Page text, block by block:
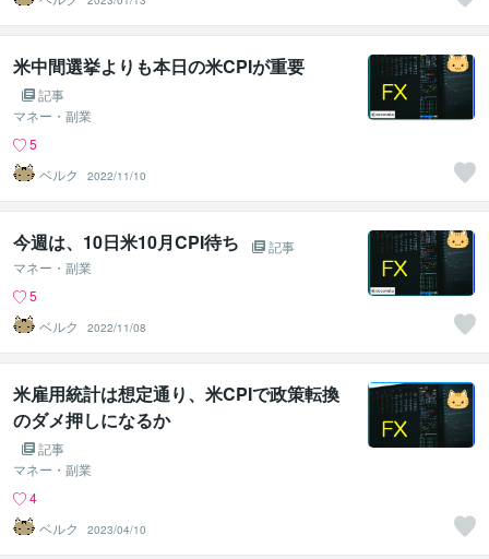
米中間選挙よりも本日の米CPIが重要
記事
マネー・副業
5
ベルク
2022/11/10
今週は、10日米10月CPI待ち
記事
マネー・副業
5
ベルク
2022/11/08
米雇用統計は想定通り、米CPIで政策転換
のダメ押しになるか
記事
マネー・副業
4
ベルク
2023/04/10